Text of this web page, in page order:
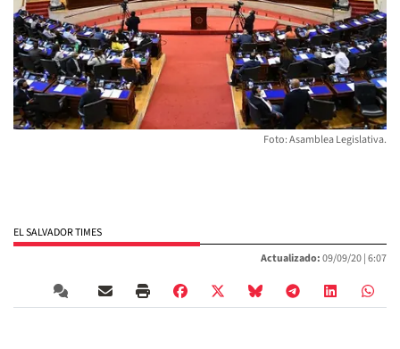
Foto: Asamblea Legislativa.
EL SALVADOR TIMES
Actualizado:09/09/20 |6:07